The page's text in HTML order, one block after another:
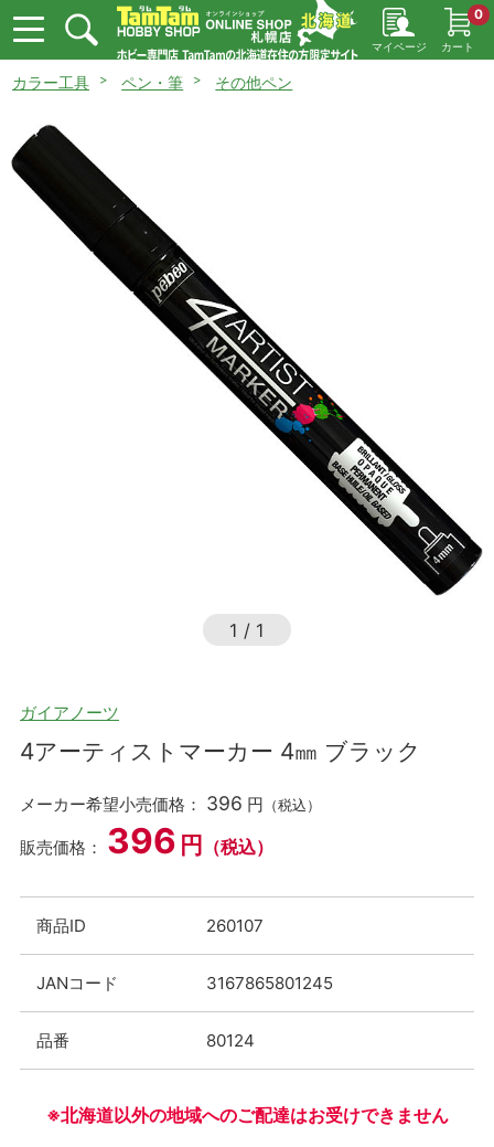
マイページ カート
0
カラー工具 ペン・筆 その他ペン
1 / 1
ガイアノーツ
4アーティストマーカー 4㎜ ブラック
メーカー希望小売価格： 396 円 （税込）
販売価格： 396 円 （税込）
商品ID 260107
JANコード 3167865801245
品番 80124
※北海道以外の地域へのご配達はお受けできません